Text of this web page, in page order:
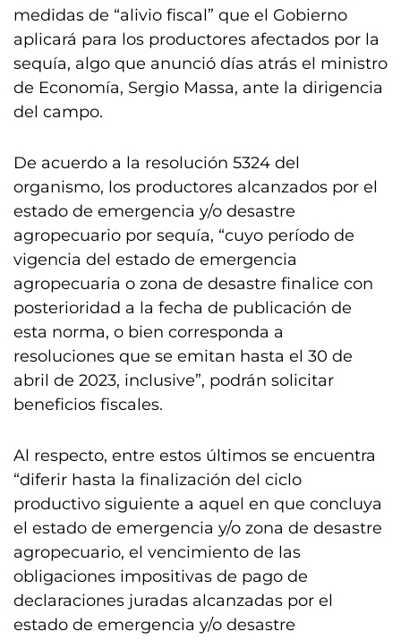
medidas de “alivio fiscal” que el Gobierno
aplicará para los productores afectados por la
sequía, algo que anunció días atrás el ministro
de Economía, Sergio Massa, ante la dirigencia
del campo.
De acuerdo a la resolución 5324 del
organismo, los productores alcanzados por el
estado de emergencia y/o desastre
agropecuario por sequía, “cuyo período de
vigencia del estado de emergencia
agropecuaria o zona de desastre finalice con
posterioridad a la fecha de publicación de
esta norma, o bien corresponda a
resoluciones que se emitan hasta el 30 de
abril de 2023, inclusive”, podrán solicitar
beneficios fiscales.
Al respecto, entre estos últimos se encuentra
“diferir hasta la finalización del ciclo
productivo siguiente a aquel en que concluya
el estado de emergencia y/o zona de desastre
agropecuario, el vencimiento de las
obligaciones impositivas de pago de
declaraciones juradas alcanzadas por el
estado de emergencia y/o desastre